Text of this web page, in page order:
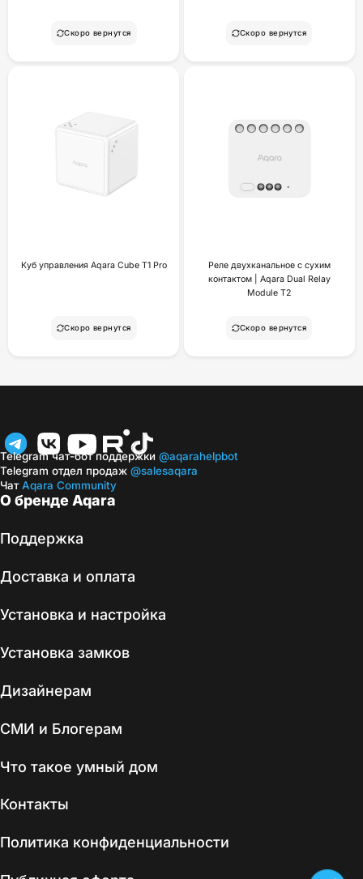
Скоро вернутся Скоро вернутся
Куб управления Aqara Cube T1 Pro
Скоро вернутся
Реле двухканальное с сухим
контактом | Aqara Dual Relay
Module T2
Скоро вернутся
О бренде Aqara
Поддержка
Доставка и оплата
Установка и настройка
Установка замков
Дизайнерам
СМИ и Блогерам
Что такое умный дом
Контакты
Политика конфиденциальности
Telegram чат-бот поддержки @aqarahelpbot
Telegram отдел продаж @salesaqara
ЧатAqara Community